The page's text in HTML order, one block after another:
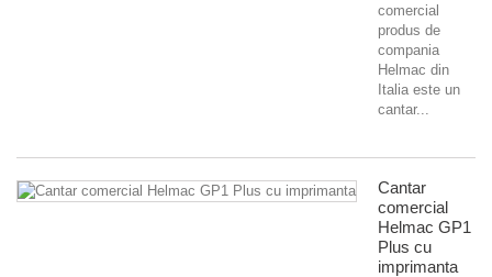
comercial
produs de
compania
Helmac din
Italia este un
cantar...
Cantar
comercial
Helmac GP1
Plus cu
imprimanta